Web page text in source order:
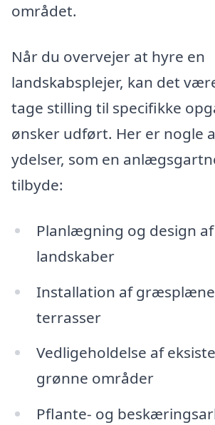
området.
Når du overvejer at hyre en
landskabsplejer, kan det
tage stilling til specifikke
ønsker udført. Her er nogle
ydelser, som en
tilbyde:
Planlægning og design
landskaber
Installation af
terrasser
Vedligeholdelse af
grønne områder
Pflante- og